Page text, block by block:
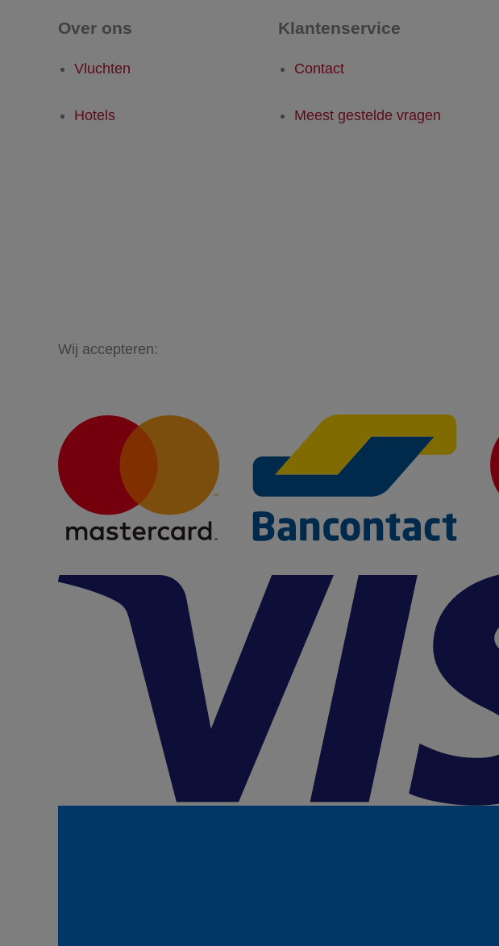
Over ons
Vluchten
Hotels
Klantenservice
Contact
Meest gestelde vragen
Wij accepteren: